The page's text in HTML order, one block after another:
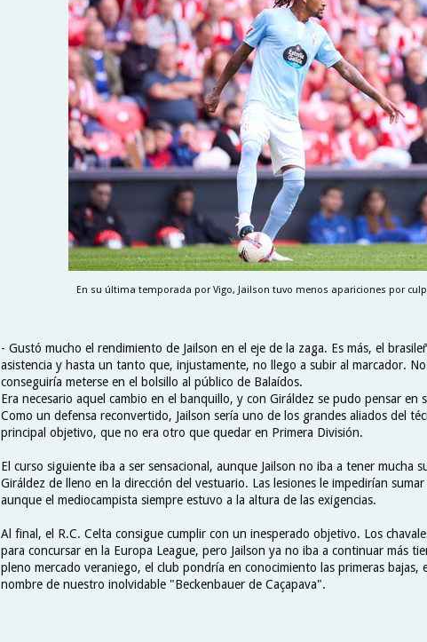
En su última temporada por Vigo, Jailson tuvo menos apariciones por
- Gustó mucho el rendimiento de Jailson en el eje de la zaga. Es más, el
asistencia y hasta un tanto que, injustamente, no llego a subir al marcador.
conseguiría meterse en el bolsillo al público de Balaídos.
Era necesario aquel cambio en el banquillo, y con Giráldez se pudo pensar en
Como un defensa reconvertido, Jailson sería uno de los grandes aliados del
principal objetivo, que no era otro que quedar en Primera División.
El curso siguiente iba a ser sensacional, aunque Jailson no iba a tener mucha
Giráldez de lleno en la dirección del vestuario. Las lesiones le impedirían
aunque el mediocampista siempre estuvo a la altura de las exigencias.
Al final, el R.C. Celta consigue cumplir con un inesperado objetivo. Los
para concursar en la Europa League, pero Jailson ya no iba a continuar más
pleno mercado veraniego, el club pondría en conocimiento las primeras bajas,
nombre de nuestro inolvidable "Beckenbauer de Caçapava".